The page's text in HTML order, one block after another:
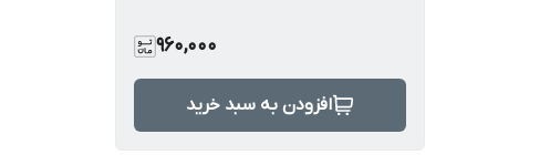
960,000
افزودن به سبد خرید